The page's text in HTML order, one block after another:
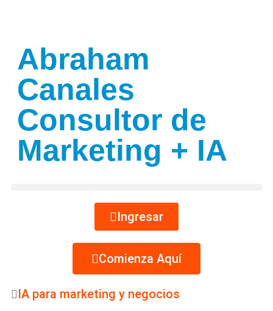
Abraham
Canales
Consultor de
Marketing + IA
Ingresar
Comienza Aquí
IA para marketing y negocios